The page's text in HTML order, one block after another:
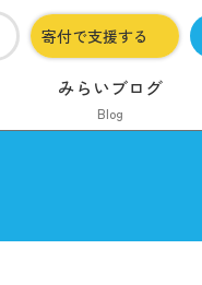
寄付で支援する
みらいブログ
Blog